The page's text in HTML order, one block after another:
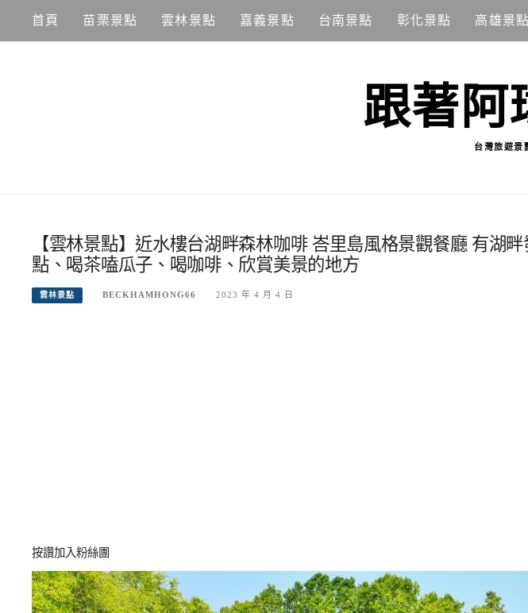
content
首頁 苗栗景點 雲林景點 嘉義景點 台南景點 彰化景點 高雄景點
跟著阿
台灣旅遊景
【雲林景點】近水樓台湖畔森林咖啡 峇里島風格景觀餐廳 有湖
點、喝茶嗑瓜子、喝咖啡、欣賞美景的地方
雲林景點 BECKHAMHONG66 2023 年 4 月 4 日
按讚加入粉絲團